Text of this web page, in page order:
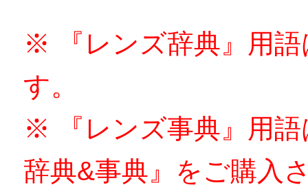
※ 『レンズ辞典』用
す。
※ 『レンズ事典』用
辞典&事典』をご購入